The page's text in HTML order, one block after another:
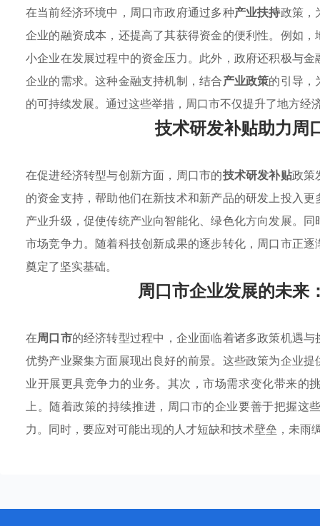
在当前经济环境中，周口市政府通过多种产业扶持政策，
企业的融资成本，还提高了其获得资金的便利性。例如
小企业在发展过程中的资金压力。此外，政府还积极与
企业的需求。这种金融支持机制，结合产业政策的引导，
的可持续发展。通过这些举措，周口市不仅提升了地方经
技术研发补贴助力周
在促进经济转型与创新方面，周口市的技术研发补贴政策
的资金支持，帮助他们在新技术和新产品的研发上投入
产业升级，促使传统产业向智能化、绿色化方向发展。
市场竞争力。随着科技创新成果的逐步转化，周口市正
奠定了坚实基础。
周口市企业发展的未来
在周口市的经济转型过程中，企业面临着诸多政策机遇与
优势产业聚集方面展现出良好的前景。这些政策为企业
业开展更具竞争力的业务。其次，市场需求变化带来的
上。随着政策的持续推进，周口市的企业要善于把握这
力。同时，要应对可能出现的人才短缺和技术壁垒，未雨